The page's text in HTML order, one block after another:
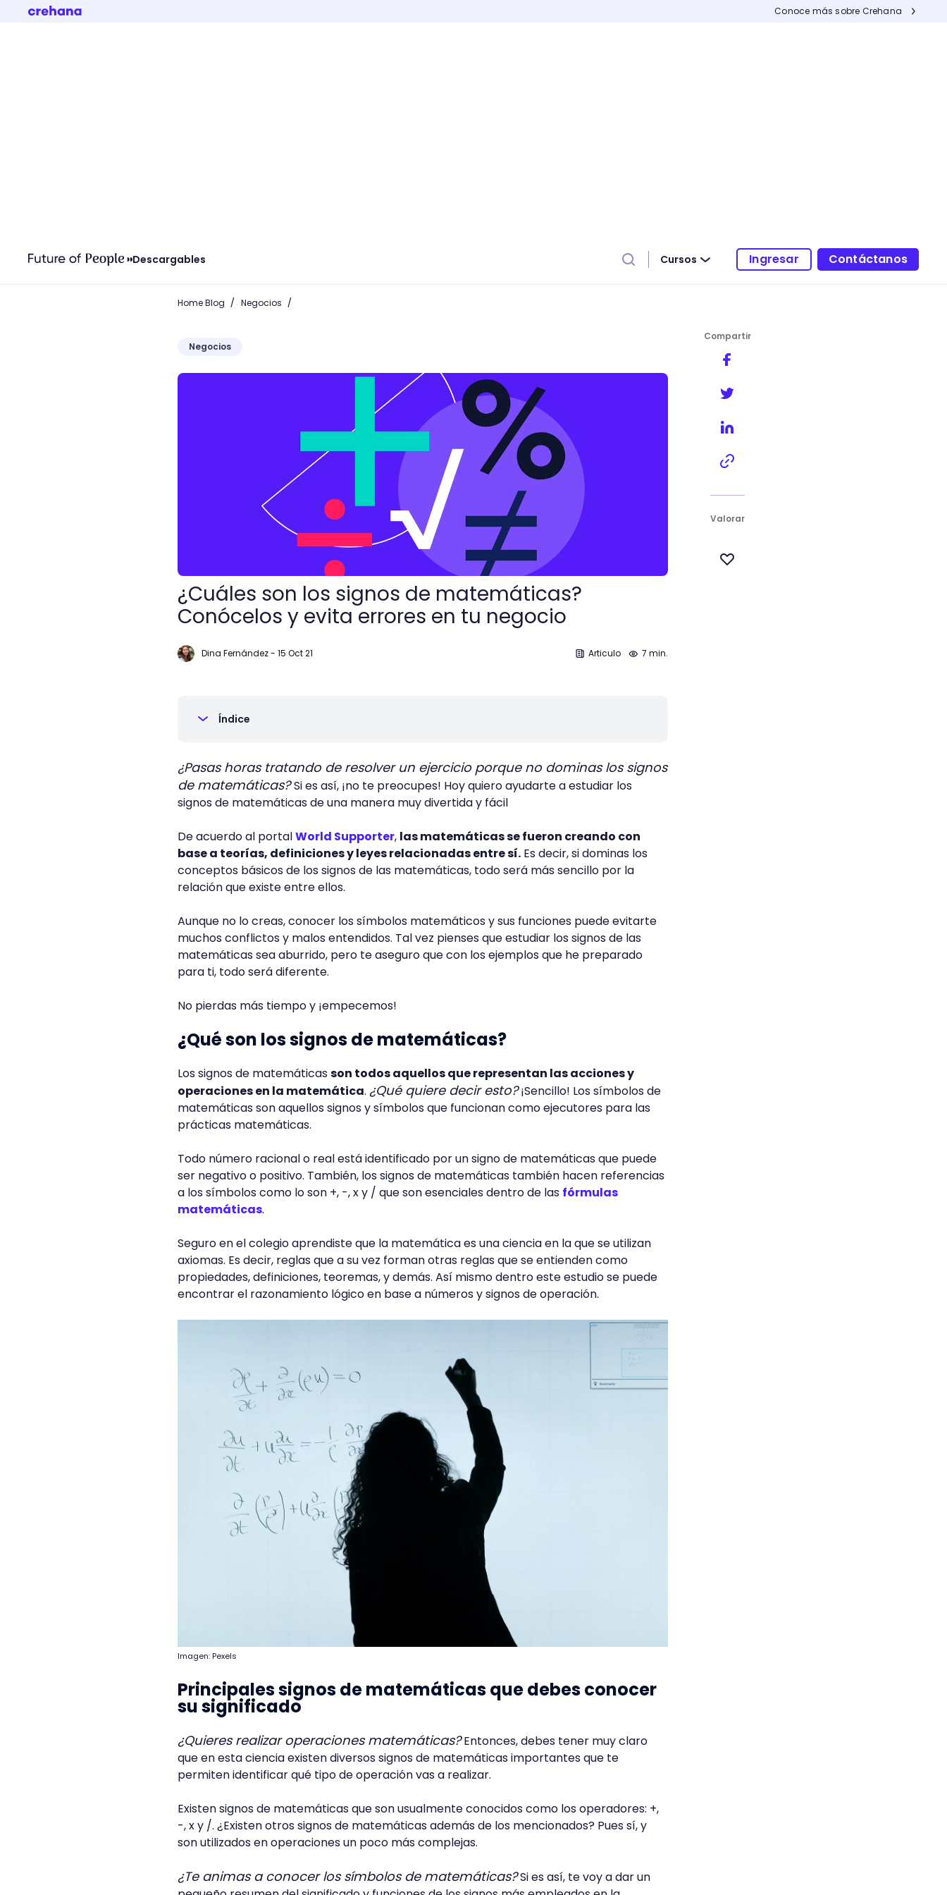
Conoce más sobre Crehana
Descargables Cursos Ingresar Contáctanos
Home Blog / Negocios /
Negocios
¿Cuáles son los signos de matemáticas? Conócelos y evita errores en tu negocio
¿Cuáles son los signos de matemáticas?
Conócelos y evita errores en tu negocio
Dina Fernández- 15 Oct 21 Articulo 7 min.
Índice
¿Pasas horas tratando de resolver un ejercicio porque no dominas los signos
de matemáticas?Si es así, ¡no te preocupes! Hoy quiero ayudarte a estudiar los
signos de matemáticas de una manera muy divertida y fácil
De acuerdo al portalWorld Supporter, las matemáticas se fueron creando con
base a teorías, definiciones y leyes relacionadas entre sí. Es decir, si dominas los
conceptos básicos de los signos de las matemáticas, todo será más sencillo por la
relación que existe entre ellos.
Aunque no lo creas, conocer los símbolos matemáticos y sus funciones puede evitarte
muchos conflictos y malos entendidos. Tal vez pienses que estudiar los signos de las
matemáticas sea aburrido, pero te aseguro que con los ejemplos que he preparado
para ti, todo será diferente.
No pierdas más tiempo y ¡empecemos!
¿Qué son los signos de matemáticas?
Los signos de matemáticasson todos aquellos que representan las acciones y
operaciones en la matemática. ¿Qué quiere decir esto?¡Sencillo! Los símbolos de
matemáticas son aquellos signos y símbolos que funcionan como ejecutores para las
prácticas matemáticas.
Todo número racional o real está identificado por un signo de matemáticas que puede
ser negativo o positivo. También, los signos de matemáticas también hacen referencias
a los símbolos como lo son +, -, x y / que son esenciales dentro de las fórmulas
matemáticas.
Seguro en el colegio aprendiste que la matemática es una ciencia en la que se utilizan
axiomas. Es decir, reglas que a su vez forman otras reglas que se entienden como
propiedades, definiciones, teoremas, y demás. Así mismo dentro este estudio se puede
encontrar el razonamiento lógico en base a números y signos de operación.
Imagen: Pexels
Principales signos de matemáticas que debes conocer
su significado
¿Quieres realizar operaciones matemáticas?Entonces, debes tener muy claro
que en esta ciencia existen diversos signos de matemáticas importantes que te
permiten identificar qué tipo de operación vas a realizar.
Existen signos de matemáticas que son usualmente conocidos como los operadores: +,
-, x y /. ¿Existen otros signos de matemáticas además de los mencionados? Pues sí, y
son utilizados en operaciones un poco más complejas.
¿Te animas a conocer los símbolos de matemáticas?Si es así, te voy a dar un
Compartir
Valorar